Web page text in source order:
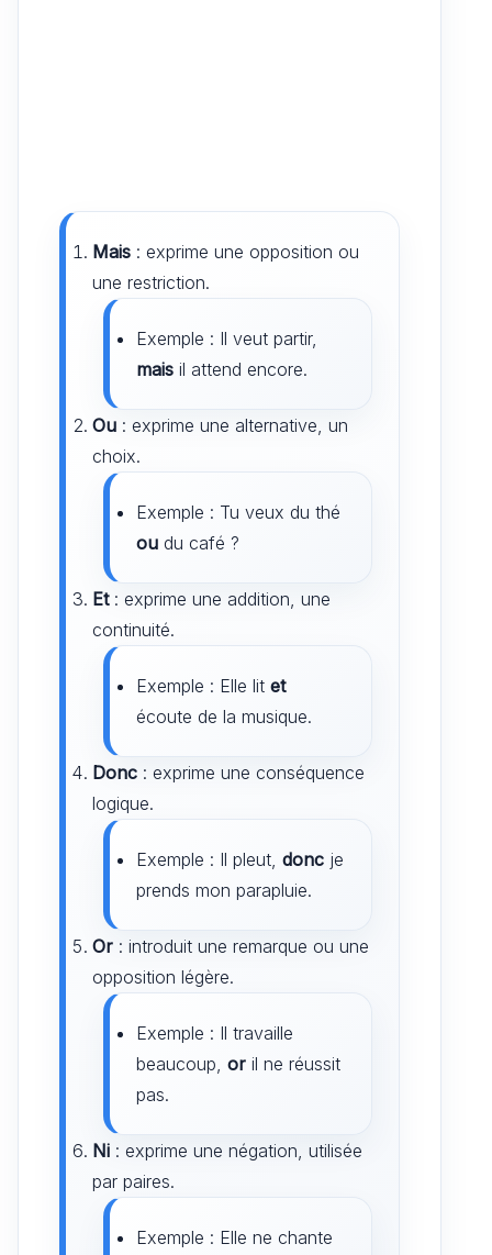
Mais : exprime une opposition ou
une restriction.
Exemple : Il veut partir,
mais il attend encore.
Ou : exprime une alternative, un
choix.
Exemple : Tu veux du thé
ou du café ?
Et: exprime une addition, une
continuité.
Exemple : Elle lit et
écoute de la musique.
Donc : exprime une conséquence
logique.
Exemple : Il pleut, donc je
prends mon parapluie.
Or : introduit une remarque ou une
opposition légère.
Exemple : Il travaille
beaucoup, or il ne réussit
pas.
Ni : exprime une négation, utilisée
par paires.
Exemple : Elle ne chante